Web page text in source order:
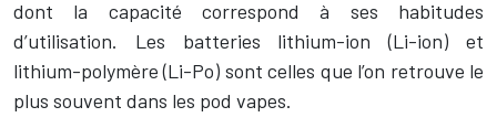
dont la capacité correspond à ses habitudes
d’utilisation. Les batteries lithium-ion (Li-ion) et
lithium-polymère (Li-Po) sont celles que l’on retrouve le
plus souvent dans les pod vapes.